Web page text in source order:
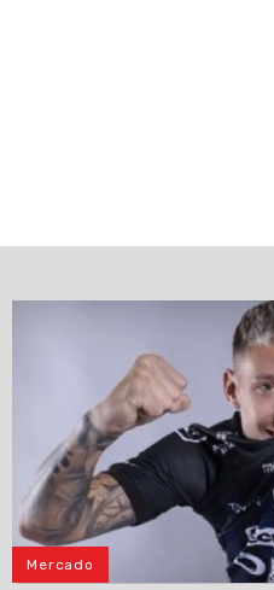
Mercado